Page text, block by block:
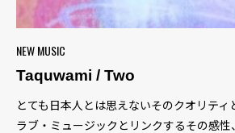
NEW MUSIC
Taquwami / Two
とても日本人とは思えないそのクオリティ
ラブ・ミュージックとリンクするその感